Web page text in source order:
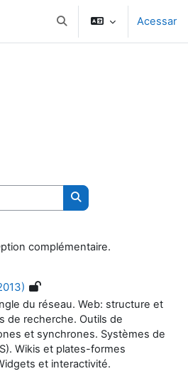
Alternar entrada deAcessar
Buscar cursos
complémentaire.
du réseau. Web: structure et
de recherche. Outils de
et synchrones. Systèmes de
Wikis et plates-formes
et interactivité.